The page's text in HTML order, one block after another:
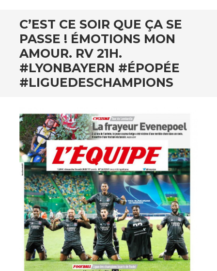
C’EST CE SOIR QUE ÇA SE
PASSE ! ÉMOTIONS MON
AMOUR. RV 21H.
#LYONBAYERN #ÉPOPÉE
#LIGUEDESCHAMPIONS